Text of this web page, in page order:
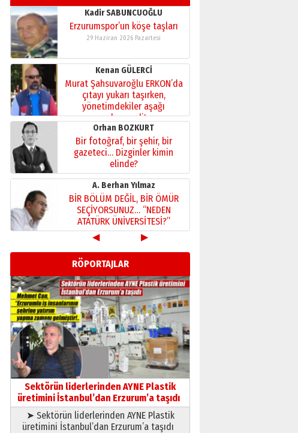
Kadir SABUNCUOĞLU
Erzurumspor’un köşe taşları
29 Haziran 2026 Pazartesi
Kenan GÜLERCİ
Murat Şahsuvaroğlu ERKON’da
çıtayı yukarı taşırken,
yönetimdekiler aşağı
çekmemeli!
17 Şubat 2026 SalıOrhan BOZKURT
Bir fotoğraf, bir şehir, bir
gazeteci… Dizginler kimin
elinde?
31 Mart 2026 Salı
A. Berhan Yılmaz
BİR BÖLÜM DEĞİL, BİR ÖMÜR
SEÇİYORSUNUZ… “NEDEN
ATATÜRK ÜNİVERSİTESİ?”
28 Temmuz 2026 Salı
Ahmet Gökhan YAZICI
Ahmed Yesevi’den bir
Alperen… ”Reisimiz” idi…
Hakka yürüdü.!
26 Mart 2026 Perşembe
Cem Bakırcı
Ardında bıraktığı hatıralarıyla
gönül adamı Faruk Terzioğlu!
13 Mayıs 2026 Çarşamba
Esat BİNDESEN
TRT’NİN BÖLGEYE AÇILAN SESİ
09 Ağustos 2026 Pazar
◀ ▶
RÖPORTAJLAR
Sektörün liderlerinden AYNE Plastik
üretimini İstanbul’dan Erzurum’a taşıdı
➤ Sektörün liderlerinden AYNE Plastik
üretimini İstanbul’dan Erzurum’a taşıdı